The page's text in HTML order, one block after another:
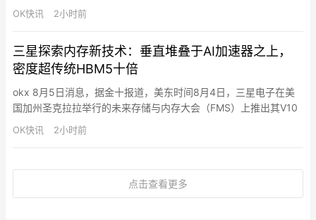
特朗普的Meme币TRUMP，称近100万个加密钱包在该代币上线后
亏损约38亿美元，特朗普从该代币获利6.36亿美元，并质疑其通
OK快讯 2小时前
三星探索内存新技术：垂直堆叠于AI加速器之上，
密度超传统HBM5十倍
okx 8月5日消息，据金十报道，美东时间8月4日，三星电子在美
国加州圣克拉拉举行的未来存储与内存大会（FMS）上推出其V10
Bonding V-NAND，即BV-NAND原型产品。该芯片拥有超过400
层结构，并采用全新的晶圆键合架构，以提高存储密度并增强性
高约58%，同时提升读取、写入以…
OK快讯 2小时前
点击查看更多